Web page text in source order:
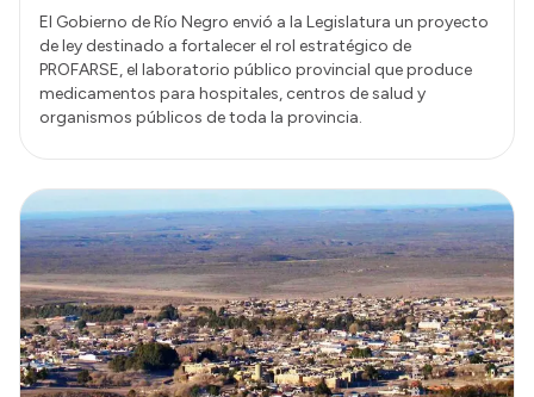
El Gobierno de Río Negro envió a la Legislatura un proyecto
de ley destinado a fortalecer el rol estratégico de
PROFARSE, el laboratorio público provincial que produce
medicamentos para hospitales, centros de salud y
organismos públicos de toda la provincia.